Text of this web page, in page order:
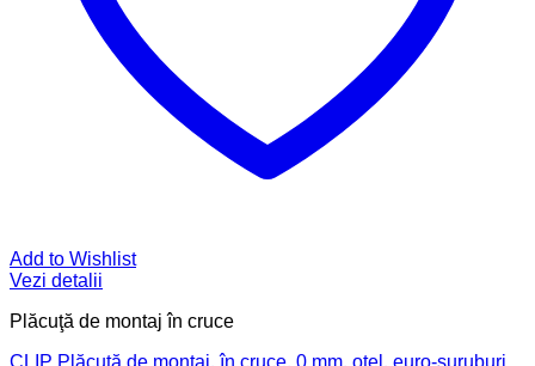
Add to Wishlist
Vezi detalii
Plăcuţă de montaj în cruce
CLIP Plăcuţă de montaj, în cruce, 0 mm, oţel, euro-şuruburi